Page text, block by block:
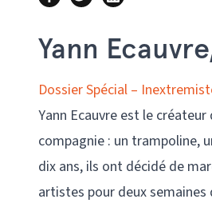
Yann
Dossier Spécial –
Yann Ecauvre est le
compagnie : un trampoline,
dix ans, ils ont décidé de
artistes pour deux